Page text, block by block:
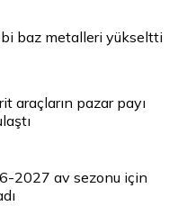
baz metalleri yükseltti
araçların pazar payı
2027 av sezonu için